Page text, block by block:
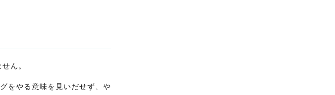
ん。
をやる意味を見いだせず、や